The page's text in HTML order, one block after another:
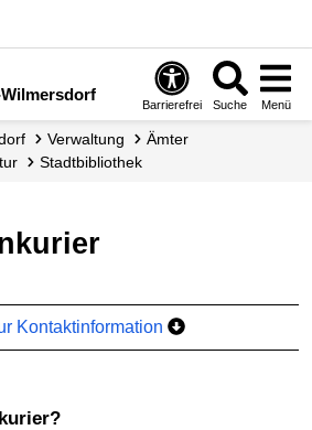
Barrierefrei Suche Menü
Verwaltung
Ämter
Stadtbibliothek
Kontaktinformation